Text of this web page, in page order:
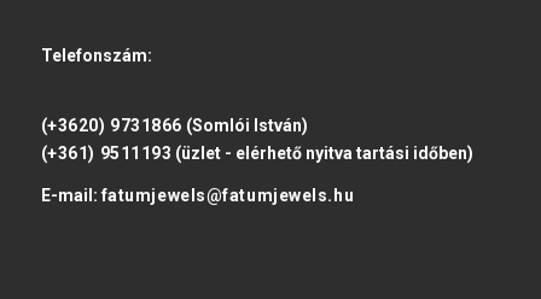
Telefonszám:
(+3620) 9731866 (Somlói István)
(+361) 9511193 (üzlet - elérhető nyitva tartási időben)
E-mail: fatumjewels@fatumjewels.hu